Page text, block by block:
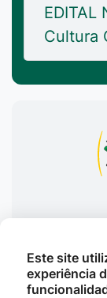
EDITAL
Cultura
Av.
Este site
experiência